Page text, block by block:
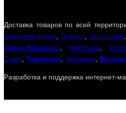
Доставка товаров по всей
Днепропетровск, Одесса,Запорожье,
Ивано-Франковск, Николаев,
Сумы, Тернополь, Черкассы,
Разработка и поддержка интернет-